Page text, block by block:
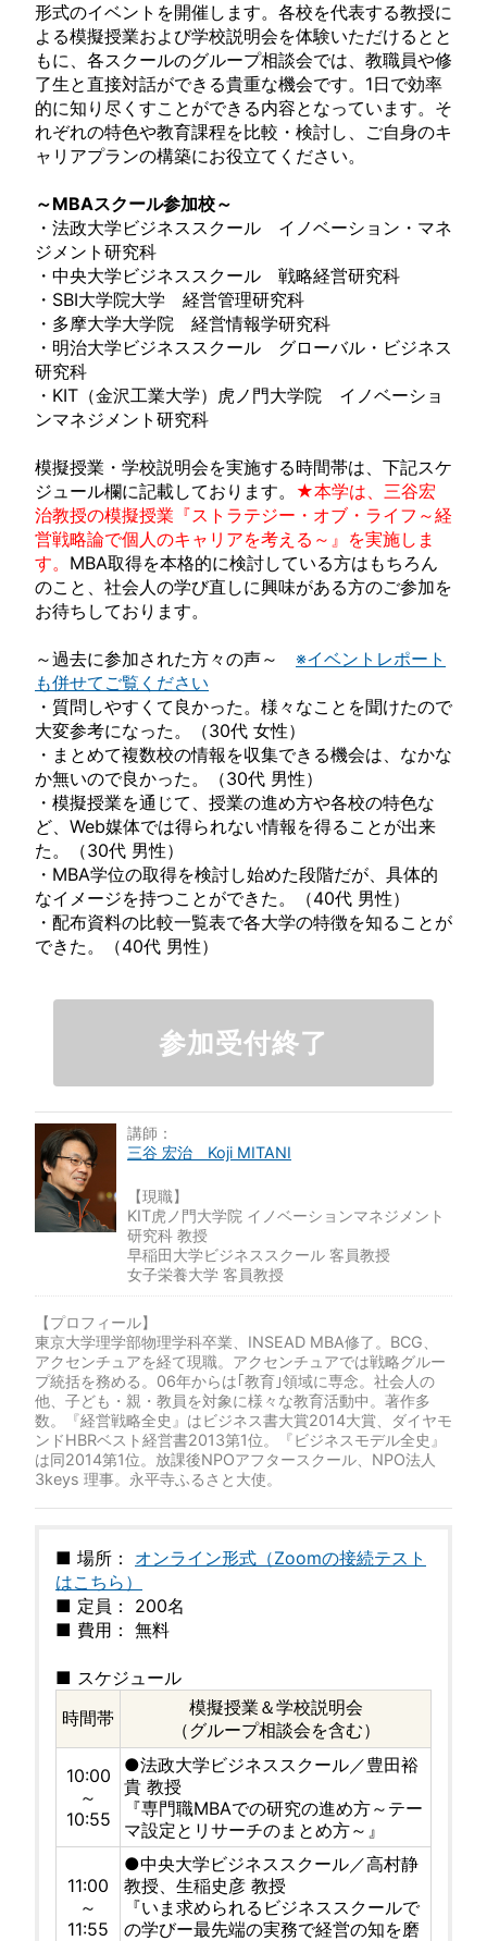
形式のイベントを開催します。各校を代表する教授に
よる模擬授業および学校説明会を体験いただけるとと
もに、各スクールのグループ相談会では、教職員や修
了生と直接対話ができる貴重な機会です。1日で効率
的に知り尽くすことができる内容となっています。そ
れぞれの特色や教育課程を比較・検討し、ご自身のキ
ャリアプランの構築にお役立てください。
～MBAスクール参加校～
・法政大学ビジネススクール イノベーション・マネ
ジメント研究科
・中央大学ビジネススクール 戦略経営研究科
・SBI大学院大学 経営管理研究科
・多摩大学大学院 経営情報学研究科
・明治大学ビジネススクール グローバル・ビジネス
研究科
・KIT（金沢工業大学）虎ノ門大学院 イノベーショ
ンマネジメント研究科
模擬授業・学校説明会を実施する時間帯は、下記スケ
ジュール欄に記載しております。 ★本学は、三谷宏
治教授の模擬授業『ストラテジー・オブ・ライフ～経
営戦略論で個人のキャリアを考える～』を実施しま
す。 MBA取得を本格的に検討している方はもちろん
のこと、社会人の学び直しに興味がある方のご参加を
お待ちしております。
～過去に参加された方々の声～ ※イベントレポート
も併せてご覧ください
・質問しやすくて良かった。様々なことを聞けたので
大変参考になった。（30代 女性）
・まとめて複数校の情報を収集できる機会は、なかな
か無いので良かった。（30代 男性）
・模擬授業を通じて、授業の進め方や各校の特色な
ど、Web媒体では得られない情報を得ることが出来
た。（30代 男性）
・MBA学位の取得を検討し始めた段階だが、具体的
なイメージを持つことができた。（40代 男性）
・配布資料の比較一覧表で各大学の特徴を知ることが
できた。（40代 男性）
参加受付終了
講師：
三谷 宏治 Koji MITANI
【現職】
KIT虎ノ門大学院 イノベーションマネジメント
研究科 教授
早稲田大学ビジネススクール 客員教授
女子栄養大学 客員教授
【プロフィール】
東京大学理学部物理学科卒業、INSEAD MBA修了。BCG、
アクセンチュアを経て現職。アクセンチュアでは戦略グルー
プ統括を務める。06年からは｢教育｣領域に専念。社会人の
他、子ども・親・教員を対象に様々な教育活動中。著作多
数。『経営戦略全史』はビジネス書大賞2014大賞、ダイヤモ
ンドHBRベスト経営書2013第1位。『ビジネスモデル全史』
は同2014第1位。放課後NPOアフタースクール、NPO法人
3keys 理事。永平寺ふるさと大使。
■ 場所： オンライン形式（Zoomの接続テスト
はこちら）
■ 定員： 200名
■ 費用： 無料
■ スケジュール
時間帯
模擬授業＆学校説明会
（グループ相談会を含む）
10:00
～
10:55
●法政大学ビジネススクール／豊田裕
貴 教授
『専門職MBAでの研究の進め方～テー
マ設定とリサーチのまとめ方～』
11:00
～
11:55
●中央大学ビジネススクール／高村静
教授、生稲史彦 教授
『いま求められるビジネススクールで
の学びー最先端の実務で経営の知を磨